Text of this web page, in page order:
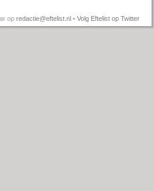
op redactie@eftelist.nl • Volg Eftelist op Twitter